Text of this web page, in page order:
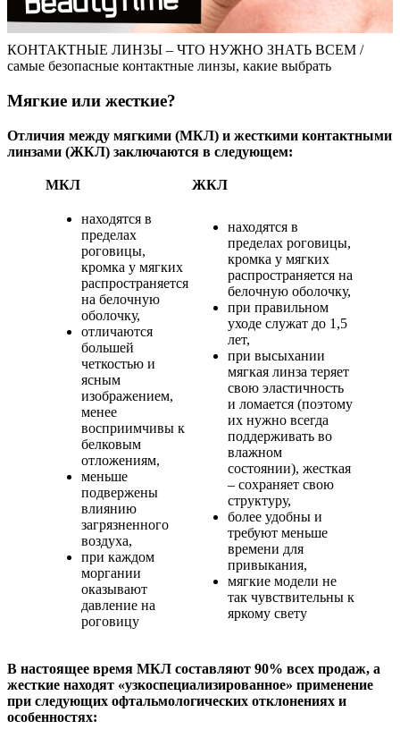
КОНТАКТНЫЕ ЛИНЗЫ – ЧТО НУЖНО ЗНАТЬ ВСЕМ /
самые безопасные контактные линзы, какие выбрать
Мягкие или жесткие?
Отличия между мягкими (МКЛ) и жесткими контактными
линзами (ЖКЛ) заключаются в следующем:
МКЛ ЖКЛ
находятся в
пределах
роговицы,
кромка у мягких
распространяется
на белочную
оболочку,
отличаются
большей
четкостью и
ясным
изображением,
менее
восприимчивы к
белковым
отложениям,
меньше
подвержены
влиянию
загрязненного
воздуха,
при каждом
моргании
оказывают
давление на
роговицу
находятся в
пределах роговицы,
кромка у мягких
распространяется на
белочную оболочку,
при правильном
уходе служат до 1,5
лет,
при высыхании
мягкая линза теряет
свою эластичность
и ломается (поэтому
их нужно всегда
поддерживать во
влажном
состоянии), жесткая
– сохраняет свою
структуру,
более удобны и
требуют меньше
времени для
привыкания,
мягкие модели не
так чувствительны к
яркому свету
В настоящее время МКЛ составляют 90% всех продаж, а
жесткие находят «узкоспециализированное» применение
при следующих офтальмологических отклонениях и
особенностях: